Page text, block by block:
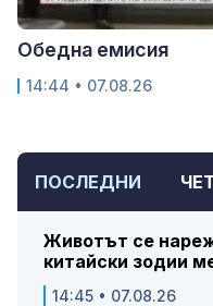
ПОСЛЕДНИ
Животът се
китайски зодии
14:45 • 07.08.26
Обедна емисия
14:44 • 07.08.26